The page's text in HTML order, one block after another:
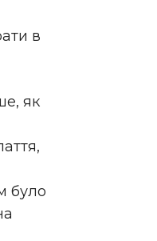
в
як
було